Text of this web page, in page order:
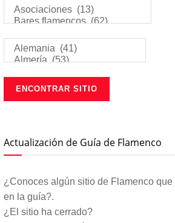
Actualización de Guía de Flamenco
¿Conoces algún sitio de Flamenco que
en la guía?.
¿El sitio ha cerrado?